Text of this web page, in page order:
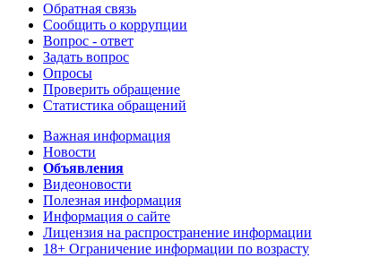
Обратная связь
Сообщить о коррупции
Вопрос - ответ
Задать вопрос
Опросы
Проверить обращение
Статистика обращений
Важная информация
Новости
Объявления
Видеоновости
Полезная информация
Информация о сайте
Лицензия на распространение информации
18+ Ограничение информации по возрасту